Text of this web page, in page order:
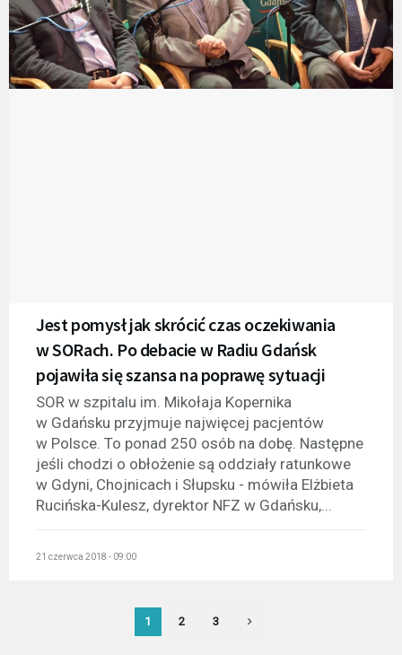
Jest pomysł jak skrócić czas oczekiwania
w SORach. Po debacie w Radiu Gdańsk
pojawiła się szansa na poprawę sytuacji
SOR w szpitalu im. Mikołaja Kopernika
w Gdańsku przyjmuje najwięcej pacjentów
w Polsce. To ponad 250 osób na dobę. Następne
jeśli chodzi o obłożenie są oddziały ratunkowe
w Gdyni, Chojnicach i Słupsku - mówiła Elżbieta
Rucińska-Kulesz, dyrektor NFZ w Gdańsku,...
21 czerwca 2018 - 09:00
1 2 3